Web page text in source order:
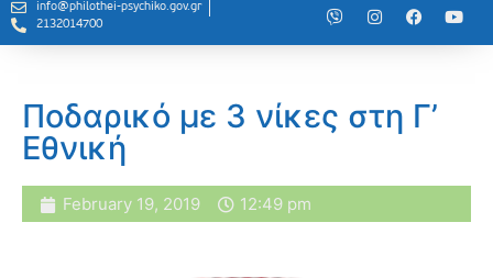
info@philothei-psychiko.gov.gr
2132014700
Ποδαρικό με 3 νίκες στη Γ’
Εθνική
February 19, 2019 12:49 pm